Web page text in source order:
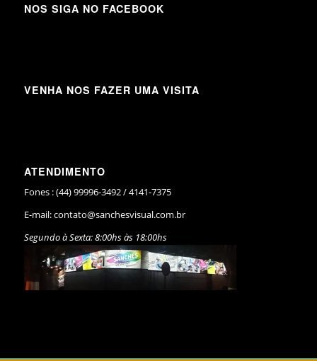
NOS SIGA NO FACEBOOK
VENHA NOS FAZER UMA VISITA
ATENDIMENTO
Fones : (44) 99996-3492 / 4141-7375
E-mail:contato@sanchesvisual.com.br
Segundo à Sexta: 8:00hs às 18:00hs